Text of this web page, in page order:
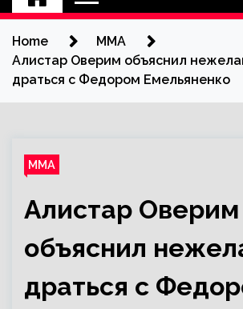
Home
ММА
Алистар Оверим объяснил
драться с Федором Емельяненко
ММА
Алистар Оверим
объяснил
драться с